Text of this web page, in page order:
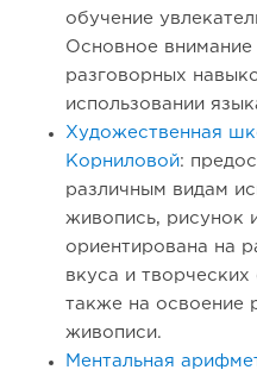
обучение
Основное внимание
разговорных
использовании
Художественная
Корниловой:
различным видам
живопись, рисунок
ориентирована на
вкуса и
также на освоение
живописи.
Ментальная